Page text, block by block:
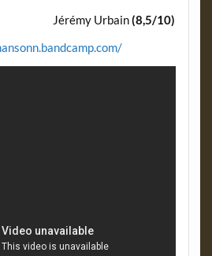
Jérémy Urbain(8,5/10)